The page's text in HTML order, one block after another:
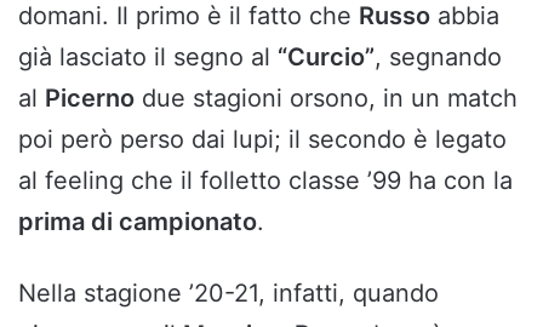
domani. Il primo è il fatto che Russo abbia
già lasciato il segno al “Curcio”, segnando
al Picerno due stagioni orsono, in un match
poi però perso dai lupi; il secondo è legato
al feeling che il folletto classe ’99 ha con la
prima di campionato.
Nella stagione ’20-21, infatti, quando